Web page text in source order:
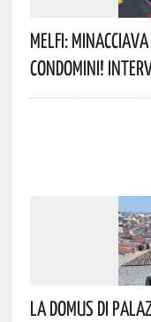
Melfi:
Condomini!
La Domus Di